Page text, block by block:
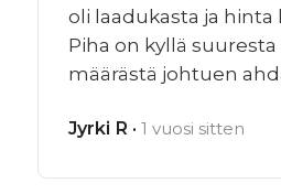
oli laadukasta ja
Piha on kyllä
määrästä johtuen
Jyrki R · 1 vuosi sitten